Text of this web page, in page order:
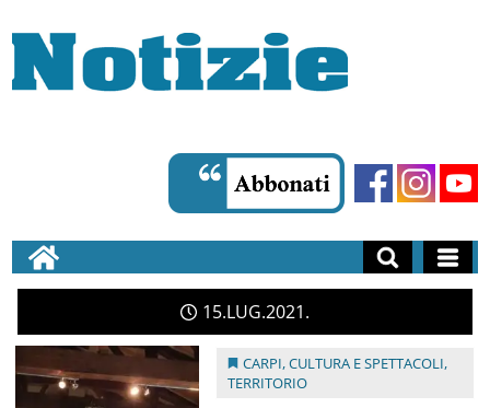
15 LUG 2021
CARPI,CULTURA E SPETTACOLI,
TERRITORIO